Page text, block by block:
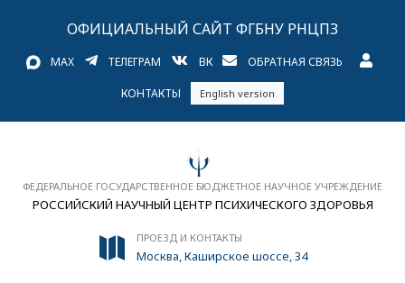
ОФИЦИАЛЬНЫЙ САЙТ ФГБНУ РНЦПЗ
MAX ТЕЛЕГРАМ ВК ОБРАТНАЯ СВЯЗЬ
КОНТАКТЫ English version
ФЕДЕРАЛЬНОЕ ГОСУДАРСТВЕННОЕ БЮДЖЕТНОЕ НАУЧНОЕ УЧРЕЖДЕНИЕ
РОССИЙСКИЙ НАУЧНЫЙ ЦЕНТР ПСИХИЧЕСКОГО ЗДОРОВЬЯ
ПРОЕЗД И КОНТАКТЫ
Москва, Каширское шоссе, 34